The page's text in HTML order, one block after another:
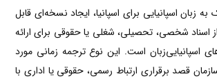
زبان اسپانیایی برای اسپانیا، ایجاد نسخه‌ای قابل
اسناد شخصی، تحصیلی، شغلی یا حقوقی برای ارائه
اسپانیایی‌زبان است. این نوع ترجمه زمانی مورد
قصد برقراری ارتباط رسمی، حقوقی یا اداری با